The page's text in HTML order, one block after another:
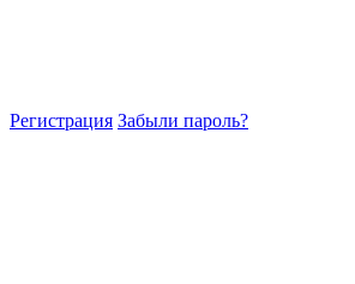
Регистрация Забыли пароль?